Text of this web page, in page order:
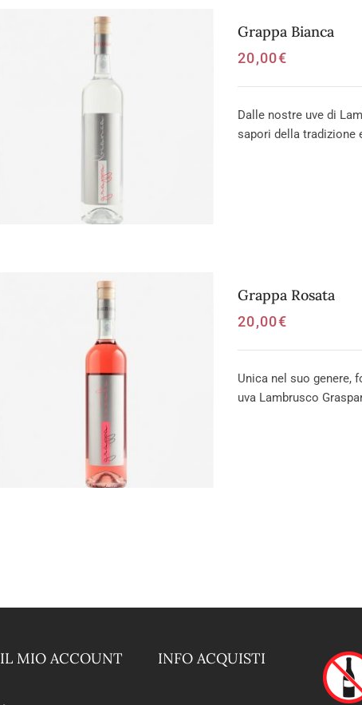
Grappa Bianca
20,00€
Dalle nostre uve di
sapori della tradizione
Grappa Rosata
20,00€
Unica nel suo genere,
uva Lambrusco
IL MIO ACCOUNT INFO ACQUISTI